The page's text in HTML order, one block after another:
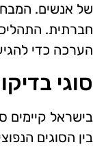
של אנשים.
חברתית.
הערכה כדי
סוגי
בישראל קיימים
בין הסוגים